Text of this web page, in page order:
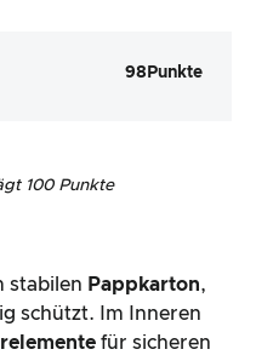
98 Punkte
100 Punkte
stabilen Pappkarton,
schützt. Im Inneren
für sicheren